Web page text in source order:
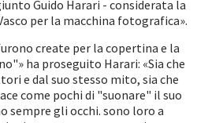
Guido Harari - considerata la
per la macchina fotografica».
create per la copertina e la
ha proseguito Harari: «Sia che
e dal suo stesso mito, sia che
come pochi di "suonare" il suo
sempre gli occhi. sono loro a